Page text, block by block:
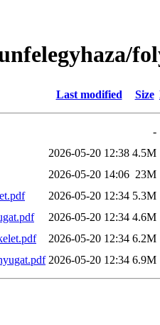
Last modified Size
-
2026-05-20 12:38 4.5M
2026-05-20 14:06 23M
2026-05-20 12:34 5.3M
2026-05-20 12:34 4.6M
2026-05-20 12:34 6.2M
2026-05-20 12:34 6.9M